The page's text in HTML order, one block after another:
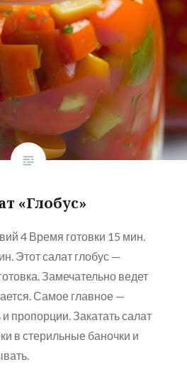
«Глобус»
4 Время готовки 15 мин.
Этот салат глобус —
Замечательно ведет
Самое главное —
пропорции. Закатать салат
в стерильные баночки и